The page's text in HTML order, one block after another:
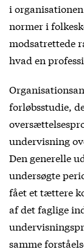
i
normer i
modsatrettede
hvad en
forløbsstudie,
undervisning
Den generelle
undersøgte
fået et tættere
af det faglige
samme